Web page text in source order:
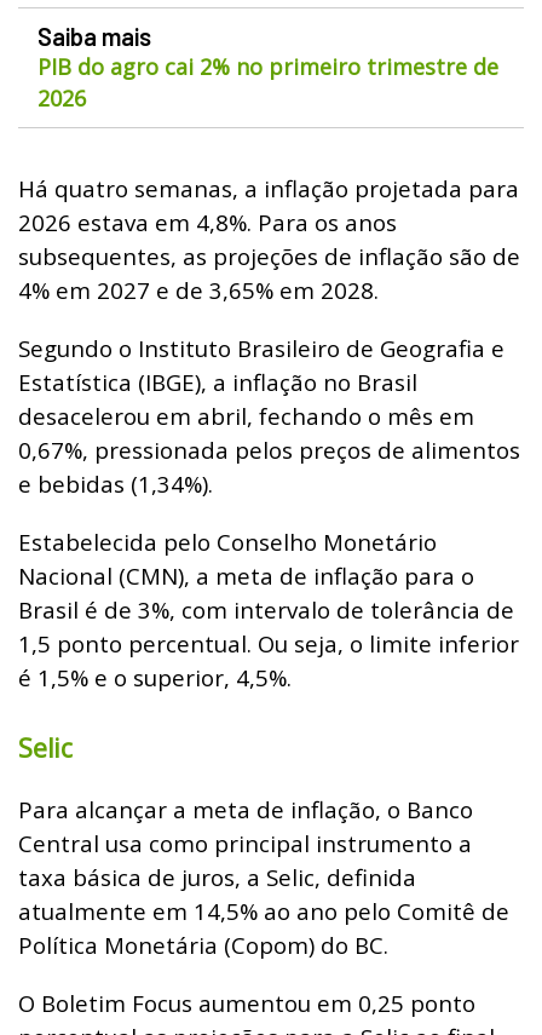
Saiba mais
PIB do agro cai 2% no primeiro trimestre de
2026
Há quatro semanas, a inflação projetada para
2026 estava em 4,8%. Para os anos
subsequentes, as projeções de inflação são de
4% em 2027 e de 3,65% em 2028.
Segundo o Instituto Brasileiro de Geografia e
Estatística (IBGE), a inflação no Brasil
desacelerou em abril, fechando o mês em
0,67%, pressionada pelos preços de alimentos
e bebidas (1,34%).
Estabelecida pelo Conselho Monetário
Nacional (CMN), a meta de inflação para o
Brasil é de 3%, com intervalo de tolerância de
1,5 ponto percentual. Ou seja, o limite inferior
é 1,5% e o superior, 4,5%.
Selic
Para alcançar a meta de inflação, o Banco
Central usa como principal instrumento a
taxa básica de juros, a Selic, definida
atualmente em 14,5% ao ano pelo Comitê de
Política Monetária (Copom) do BC.
O Boletim Focus aumentou em 0,25 ponto